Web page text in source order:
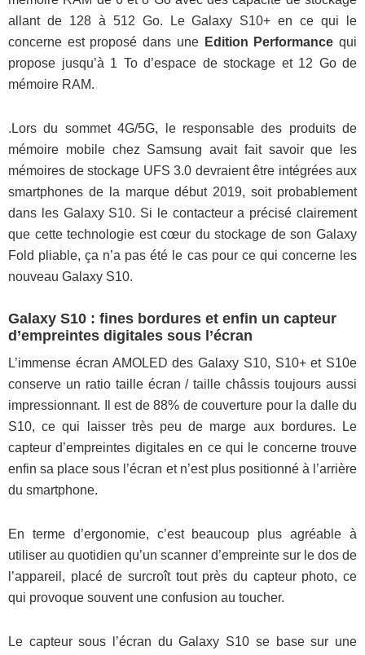
allant de 128 à 512 Go. Le Galaxy S10+ en ce qui le
concerne est proposé dans une Edition Performancequi
propose jusqu’à 1 To d’espace de stockage et 12 Go de
mémoire RAM.
.Lors du sommet 4G/5G, le responsable des produits de
mémoire mobile chez Samsung avait fait savoir que les
mémoires de stockage UFS 3.0 devraient être intégrées aux
smartphones de la marque début 2019, soit probablement
dans les Galaxy S10. Si le contacteur a précisé clairement
que cette technologie est cœur du stockage de son Galaxy
Fold pliable, ça n’a pas été le cas pour ce qui concerne les
nouveau Galaxy S10.
Galaxy S10 : fines bordures et enfin un capteur
d’empreintes digitales sous l’écran
L’immense écran AMOLED des Galaxy S10, S10+ et S10e
conserve un ratio taille écran / taille châssis toujours aussi
impressionnant. Il est de 88% de couverture pour la dalle du
S10, ce qui laisser très peu de marge aux bordures. Le
capteur d’empreintes digitales en ce qui le concerne trouve
enfin sa place sous l’écran et n’est plus positionné à l’arrière
du smartphone.
En terme d’ergonomie, c’est beaucoup plus agréable à
utiliser au quotidien qu’un scanner d’empreinte sur le dos de
l’appareil, placé de surcroît tout près du capteur photo, ce
qui provoque souvent une confusion au toucher.
Le capteur sous l’écran du Galaxy S10 se base sur une